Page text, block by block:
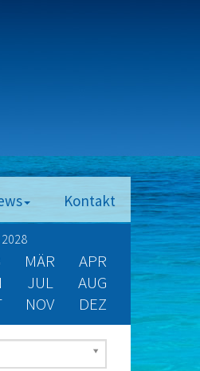
Kontakt
2028
MÄR
APR
JUL
AUG
NOV DEZ